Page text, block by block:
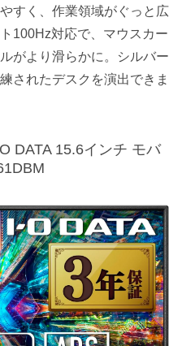
すく、作業領域がぐっと広
100Hz対応で、マウスカー
がより滑らかに。シルバー
されたデスクを演出できま
DATA 15.6インチ モバ